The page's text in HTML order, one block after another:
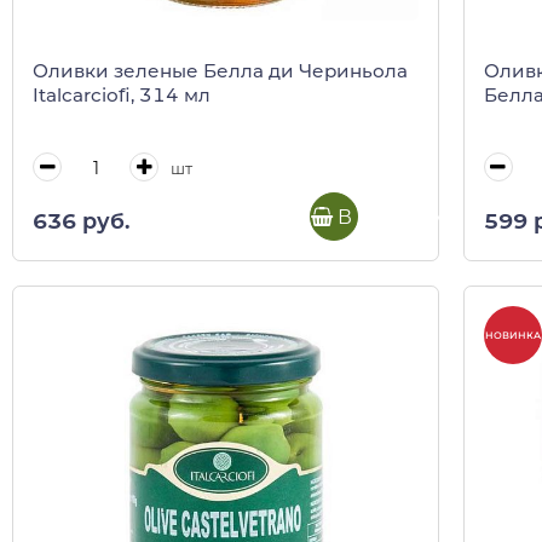
Оливки зеленые Белла ди Чериньола
Italcarciofi, 314 мл
шт
636 руб. В корзину 599
НОВИНКА